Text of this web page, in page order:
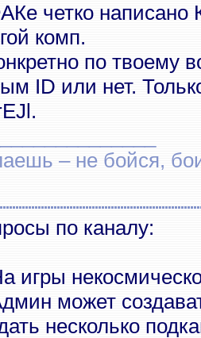
четко написано
комп.
по твоему
ID или нет.
– не бойся,
по каналу:
игры
может
несколько